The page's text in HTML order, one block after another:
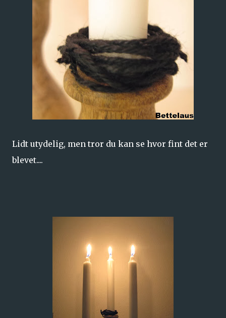
Lidt utydelig, men tror du kan se hvor fint det er
blevet....